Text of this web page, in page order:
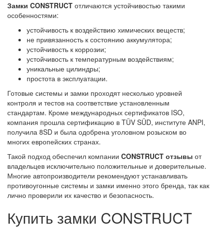
Замки CONSTRUCT отличаются устойчивостью такими
особенностями:
устойчивость к воздействию химических веществ;
не привязанность к состоянию аккумулятора;
устойчивость к коррозии;
устойчивость к температурным воздействиям;
уникальные цилиндры;
простота в эксплуатации.
Готовые системы и замки проходят несколько уровней
контроля и тестов на соответствие установленным
стандартам. Кроме международных сертификатов ISO,
компания прошла сертификацию в TÜV SÜD, институте ANPI,
получила 8SD и была одобрена уголовном розыском во
многих европейских странах.
Такой подход обеспечил компании CONSTRUCT отзывы от
владельцев исключительно положительные и доверительные.
Многие автопроизводители рекомендуют устанавливать
противоугонные системы и замки именно этого бренда, так как
лично проверили их качество и безопасность.
Купить замки CONSTRUCT